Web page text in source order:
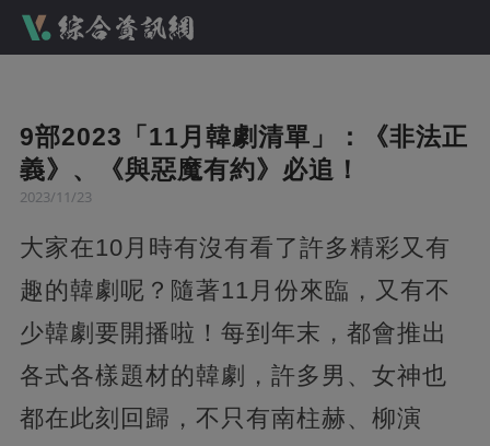
9部2023「11月韓劇清單」：《非法正
義》、《與惡魔有約》必追！
2023/11/23
大家在10月時有沒有看了許多精彩又有
趣的韓劇呢？隨著11月份來臨，又有不
少韓劇要開播啦！每到年末，都會推出
各式各樣題材的韓劇，許多男、女神也
都在此刻回歸，不只有南柱赫、柳演